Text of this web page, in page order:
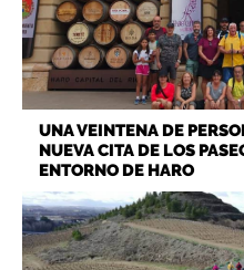
UNA VEINTENA DE
NUEVA CITA DE LOS
ENTORNO DE HARO